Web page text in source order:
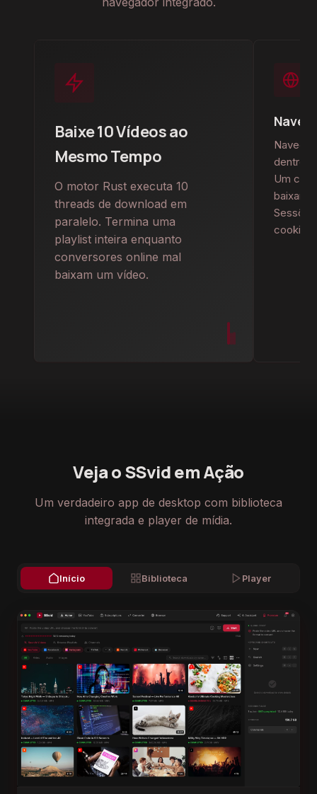
Baixe 10 Vídeos ao
Mesmo Tempo
O motor Rust executa 10
threads de download em
paralelo. Termina uma
playlist inteira enquanto
conversores online mal
baixam um vídeo.
dentro
Um
baixar —
cookies.
Veja o SSvid em Ação
Um verdadeiro app de desktop com biblioteca
integrada e player de mídia.
Início Biblioteca Player